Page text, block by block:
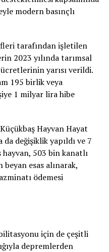
modern basınçlı
tarafından işletilen
2023 yılında tarımsal
yarısı verildi.
195 birlik veya
1 milyar lira hibe
Hayvan Hayat
değişiklik yapıldı ve 7
503 bin kanatlı
esas alınarak,
ödemesi
için de çeşitli
depremlerden